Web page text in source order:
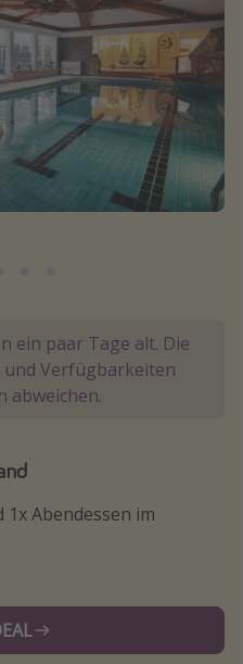
ein paar Tage alt. Die
Verfügbarkeiten
abweichen.
Abendessen im